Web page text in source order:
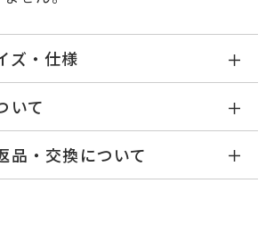
ズ・仕様
KW2514D001WDYG1
K10イエローゴールド
ダイヤモンド0.04ct
いて
入金確認後、以下の日程にて発送
品・交換について